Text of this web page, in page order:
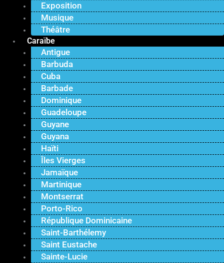
Exposition
Musique
Théâtre
Caraïbe
Antigue
Barbuda
Cuba
Barbade
Dominique
Guadeloupe
Guyane
Guyana
Haïti
Îles Vierges
Jamaïque
Martinique
Montserrat
Porto-Rico
République Dominicaine
Saint-Barthélemy
Saint Eustache
Sainte-Lucie